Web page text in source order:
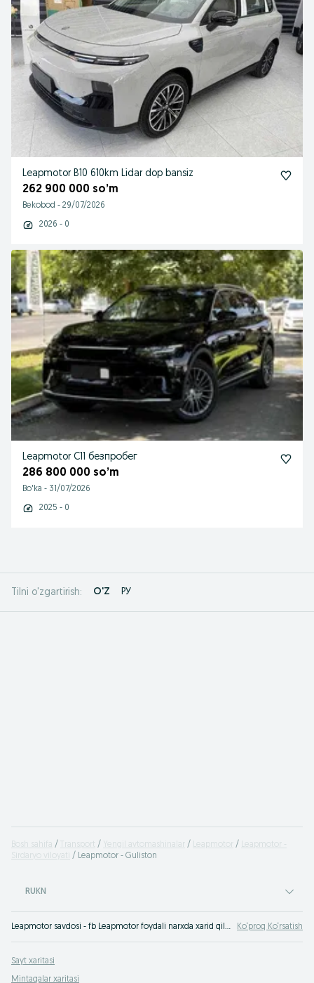
Leapmotor B10 610km Lidar dop bansiz
262 900 000 so’m
Bekobod - 29/07/2026
2026 - 0
Leapmotor C11 безпробег
286 800 000 so’m
Bo'ka - 31/07/2026
2025 - 0
Tilni o'zgartirish: O'Z РУ
Bosh sahifa Transport Yengil avtomashinalar Leapmotor
Leapmotor -
Sirdaryo viloyati
Leapmotor - Guliston
RUKN
Leapmotor savdosi - fb Leapmotor foydali narxda xarid qilish OLX.uz Guliston ✅ Fotosurat va tavsifli minglab takliflar siz uchun! Ko‘proq Ko‘rsatish
Sayt xaritasi
Mintaqalar xaritasi